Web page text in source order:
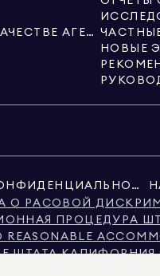
ПРИСОЕДИНЯЙТЕСЬ В КАЧЕСТВЕ АГЕНТА
КОНФИДЕНЦИАЛЬНОСТЬ
О РАСОВОЙ
ПРОЦЕДУРА
REASONABLE
ШТАТА КАЛИФОРНИЯ